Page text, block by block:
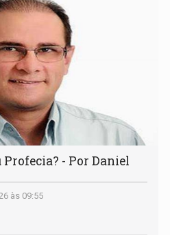
- Por Daniel
às 09:55